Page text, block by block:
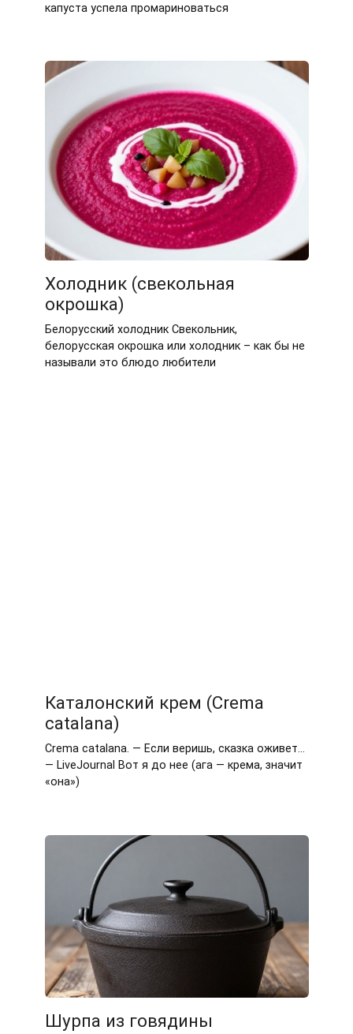
капуста успела промариноваться
Холодник (свекольная
окрошка)
Белорусский холодник Свекольник,
белорусская окрошка или холодник – как бы не
называли это блюдо любители
Каталонский крем (Crema
catalana)
Crema catalana. — Если веришь, сказка оживет…
— LiveJournal Вот я до нее (ага — крема, значит
«она»)
Шурпа из говядины